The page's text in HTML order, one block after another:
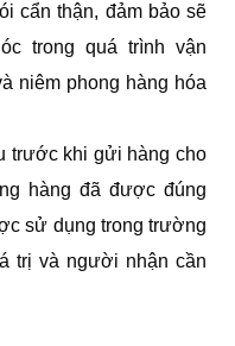
cẩn thận, đảm bảo sẽ
trong quá trình vận
niêm phong hàng hóa
trước khi gửi hàng cho
hàng đã được đúng
sử dụng trong trường
trị và người nhận cần